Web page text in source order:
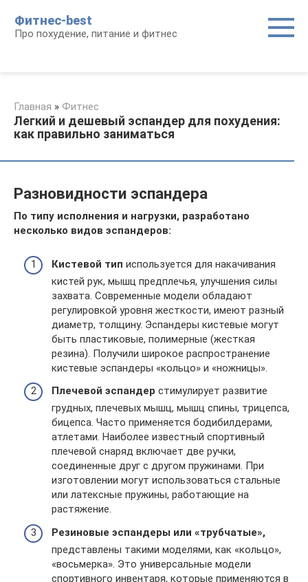
контенту
Фитнес-best
Про похудение, питание и фитнес
Главная » Фитнес
Легкий и дешевый эспандер для похудения:
как правильно заниматься
Разновидности эспандера
По типу исполнения и нагрузки, разработано
несколько видов эспандеров:
Кистевой тип используется для накачивания
кистей рук, мышц предплечья, улучшения силы
захвата. Современные модели обладают
регулировкой уровня жесткости, имеют разный
диаметр, толщину. Эспандеры кистевые могут
быть пластиковые, полимерные (жесткая
резина). Получили широкое распространение
кистевые эспандеры «кольцо» и «ножницы».
Плечевой эспандер стимулирует развитие
грудных, плечевых мышц, мышц спины, трицепса,
бицепса. Часто применяется бодибилдерами,
атлетами. Наиболее известный спортивный
плечевой снаряд включает две ручки,
соединенные друг с другом пружинами. При
изготовлении могут использоваться стальные
или латексные пружины, работающие на
растяжение.
Резиновые эспандеры или «трубчатые»,
представлены такими моделями, как «кольцо»,
«восьмерка». Это универсальные модели
спортивного инвентаря, которые применяются в